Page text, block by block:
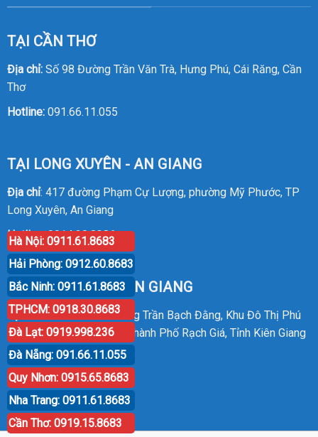
TẠI CẦN THƠ
Địa chỉ:Số 98 Đường Trần Văn Trà, Hưng Phú, Cái Răng, Cần
Thơ
Hotline: 091.66.11.055
TẠI LONG XUYÊN - AN GIANG
Địa chỉ: 417 đường Phạm Cự Lượng, phường Mỹ Phước, TP
Long Xuyên, An Giang
Hotline:0914.20.8386
TẠI RẠCH GIÁ - KIÊN GIANG
Địa chỉ: P30 Căn 07 Đường Trần Bạch Đằng, Khu Đô Thị Phú
Cường, Phường An Hòa, Thành Phố Rạch Giá, Tỉnh Kiên Giang
Hotline:0914.20.8386
Hà Nội: 0911.61.8683
Hải Phòng: 0912.60.8683
Bắc Ninh: 0911.61.8683
TPHCM: 0918.30.8683
Đà Lạt: 0919.998.236
Đà Nẵng: 091.66.11.055
Quy Nhơn: 0915.65.8683
Nha Trang: 0911.61.8683
Cần Thơ: 0919.15.8683